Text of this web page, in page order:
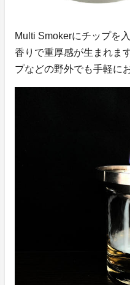
Multi Smokerにチップを
香りで重厚感が生まれま
プなどの野外でも手軽に